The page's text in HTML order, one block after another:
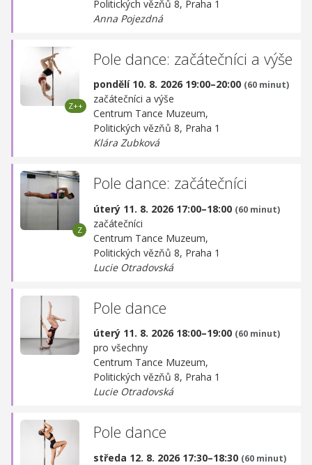
Politických vězňů 8, Praha 1
Anna Pojezdná
Pole dance: začátečníci a výše
pondělí 10. 8. 2026 19:00–20:00 (60 minut)
začátečníci a výše
Centrum Tance Muzeum,
Politických vězňů 8, Praha 1
Klára Zubková
Pole dance: začátečníci
úterý 11. 8. 2026 17:00–18:00 (60 minut)
začátečníci
Centrum Tance Muzeum,
Politických vězňů 8, Praha 1
Lucie Otradovská
Pole dance
úterý 11. 8. 2026 18:00–19:00 (60 minut)
pro všechny
Centrum Tance Muzeum,
Politických vězňů 8, Praha 1
Lucie Otradovská
Pole dance
středa 12. 8. 2026 17:30–18:30 (60 minut)